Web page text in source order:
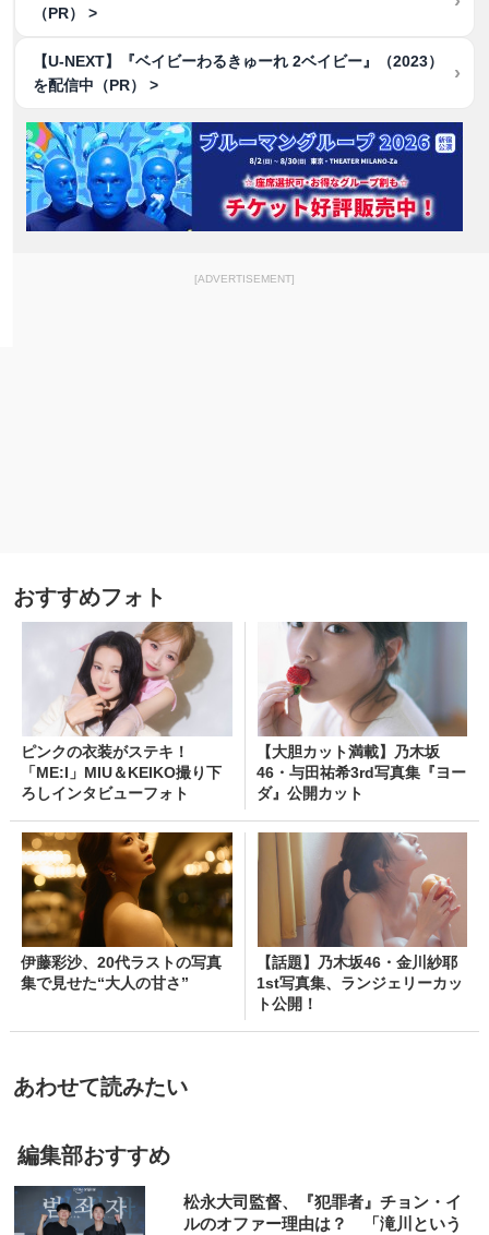
（PR） >
【U-NEXT】『ベイビーわるきゅーれ 2ベイビー』（2023）
を配信中（PR） >
[ADVERTISEMENT]
おすすめフォト
ピンクの衣装がステキ！
「ME:I」MIU＆KEIKO撮り下
ろしインタビューフォト
【大胆カット満載】乃木坂
46・与田祐希3rd写真集『ヨー
ダ』公開カット
伊藤彩沙、20代ラストの写真
集で見せた“大人の甘さ”
【話題】乃木坂46・金川紗耶
1st写真集、ランジェリーカッ
ト公開！
あわせて読みたい
編集部おすすめ
松永大司監督、『犯罪者』チョン・イ
ルのオファー理由は？ 「滝川という